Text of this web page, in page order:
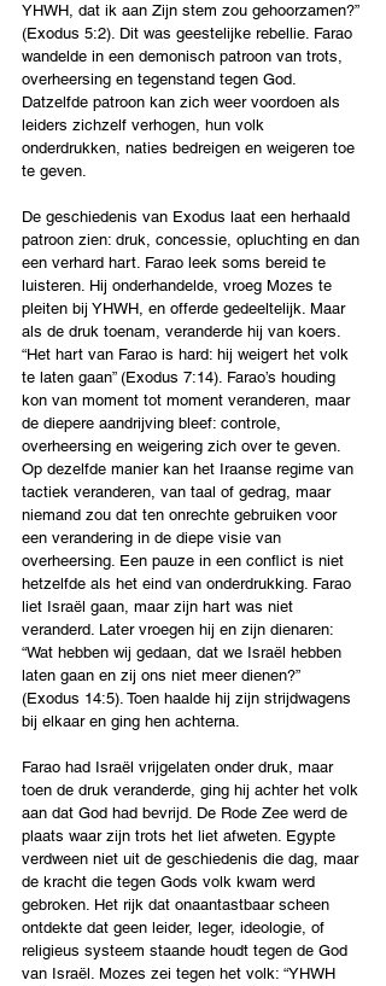
YHWH, dat ik aan Zijn stem zou gehoorzamen?”
(Exodus 5:2). Dit was geestelijke rebellie. Farao
wandelde in een demonisch patroon van trots,
overheersing en tegenstand tegen God.
Datzelfde patroon kan zich weer voordoen als
leiders zichzelf verhogen, hun volk
onderdrukken, naties bedreigen en weigeren toe
te geven.
De geschiedenis van Exodus laat een herhaald
patroon zien: druk, concessie, opluchting en dan
een verhard hart. Farao leek soms bereid te
luisteren. Hij onderhandelde, vroeg Mozes te
pleiten bij YHWH, en offerde gedeeltelijk. Maar
als de druk toenam, veranderde hij van koers.
“Het hart van Farao is hard: hij weigert het volk
te laten gaan” (Exodus 7:14). Farao’s houding
kon van moment tot moment veranderen, maar
de diepere aandrijving bleef: controle,
overheersing en weigering zich over te geven.
Op dezelfde manier kan het Iraanse regime van
tactiek veranderen, van taal of gedrag, maar
niemand zou dat ten onrechte gebruiken voor
een verandering in de diepe visie van
overheersing. Een pauze in een conflict is niet
hetzelfde als het eind van onderdrukking. Farao
liet Israël gaan, maar zijn hart was niet
veranderd. Later vroegen hij en zijn dienaren:
“Wat hebben wij gedaan, dat we Israël hebben
laten gaan en zij ons niet meer dienen?”
(Exodus 14:5). Toen haalde hij zijn strijdwagens
bij elkaar en ging hen achterna.
Farao had Israël vrijgelaten onder druk, maar
toen de druk veranderde, ging hij achter het volk
aan dat God had bevrijd. De Rode Zee werd de
plaats waar zijn trots het liet afweten. Egypte
verdween niet uit de geschiedenis die dag, maar
de kracht die tegen Gods volk kwam werd
gebroken. Het rijk dat onaantastbaar scheen
ontdekte dat geen leider, leger, ideologie, of
religieus systeem staande houdt tegen de God
van Israël. Mozes zei tegen het volk: “YHWH